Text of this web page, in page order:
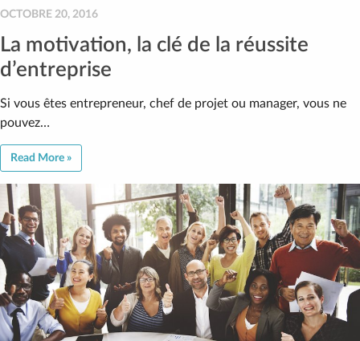
OCTOBRE 20, 2016
La motivation, la clé de la réussite
d’entreprise
Si vous êtes entrepreneur, chef de projet ou manager, vous ne
pouvez…
Read More »